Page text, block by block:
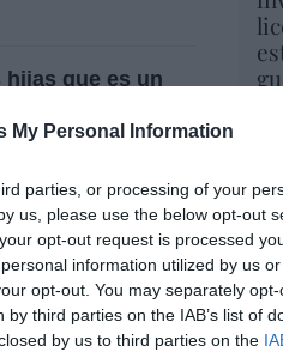
My Personal Information
parties, or processing of your
us, please use the below opt-out
opt-out request is processed
information utilized by us
opt-out. You may separately
third parties on the IAB’s list of
by us to third parties on the
que es un
es un maltratador
la custodia
se habla desde
compres sus
de contexto".
tu